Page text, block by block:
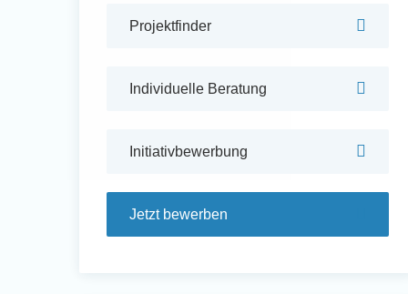
Freiwilligenarbeit im
Erfahrungsberichte
Projektfinder
Individuelle Beratung
Initiativbewerbung
Jetzt bewerben